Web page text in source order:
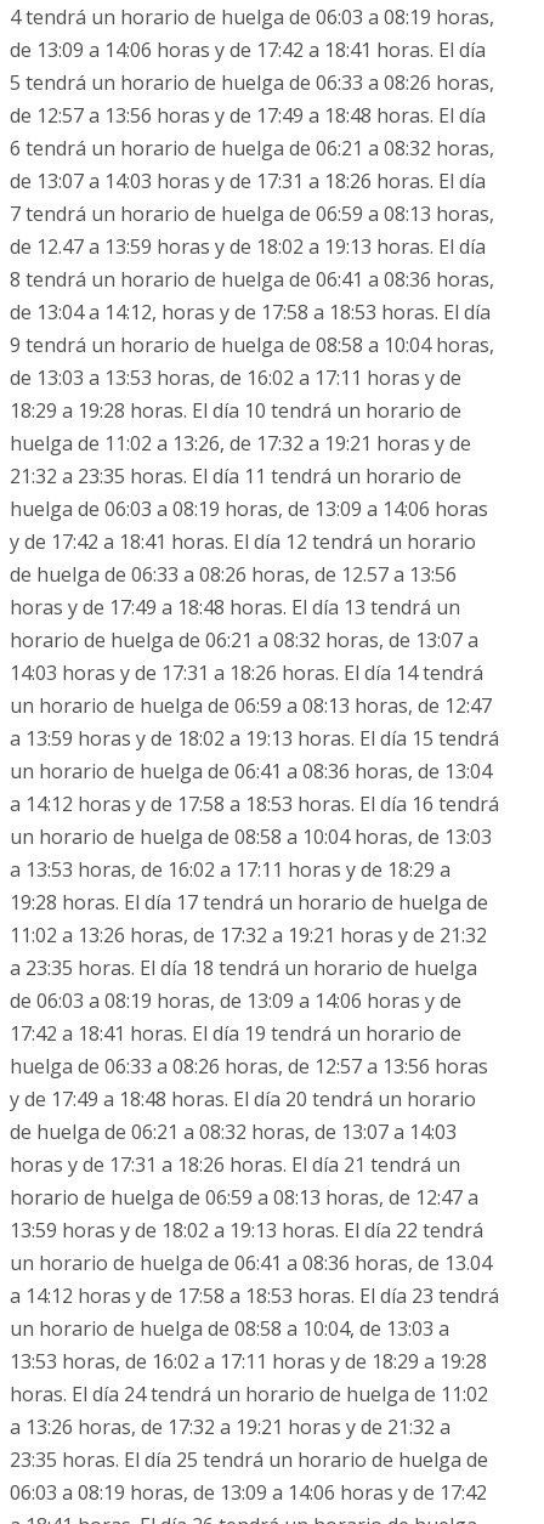
4 tendrá un horario de huelga de 06:03 a 08:19 horas,
de 13:09 a 14:06 horas y de 17:42 a 18:41 horas. El día
5 tendrá un horario de huelga de 06:33 a 08:26 horas,
de 12:57 a 13:56 horas y de 17:49 a 18:48 horas. El día
6 tendrá un horario de huelga de 06:21 a 08:32 horas,
de 13:07 a 14:03 horas y de 17:31 a 18:26 horas. El día
7 tendrá un horario de huelga de 06:59 a 08:13 horas,
de 12.47 a 13:59 horas y de 18:02 a 19:13 horas. El día
8 tendrá un horario de huelga de 06:41 a 08:36 horas,
de 13:04 a 14:12, horas y de 17:58 a 18:53 horas. El día
9 tendrá un horario de huelga de 08:58 a 10:04 horas,
de 13:03 a 13:53 horas, de 16:02 a 17:11 horas y de
18:29 a 19:28 horas. El día 10 tendrá un horario de
huelga de 11:02 a 13:26, de 17:32 a 19:21 horas y de
21:32 a 23:35 horas. El día 11 tendrá un horario de
huelga de 06:03 a 08:19 horas, de 13:09 a 14:06 horas
y de 17:42 a 18:41 horas. El día 12 tendrá un horario
de huelga de 06:33 a 08:26 horas, de 12.57 a 13:56
horas y de 17:49 a 18:48 horas. El día 13 tendrá un
horario de huelga de 06:21 a 08:32 horas, de 13:07 a
14:03 horas y de 17:31 a 18:26 horas. El día 14 tendrá
un horario de huelga de 06:59 a 08:13 horas, de 12:47
a 13:59 horas y de 18:02 a 19:13 horas. El día 15 tendrá
un horario de huelga de 06:41 a 08:36 horas, de 13:04
a 14:12 horas y de 17:58 a 18:53 horas. El día 16 tendrá
un horario de huelga de 08:58 a 10:04 horas, de 13:03
a 13:53 horas, de 16:02 a 17:11 horas y de 18:29 a
19:28 horas. El día 17 tendrá un horario de huelga de
11:02 a 13:26 horas, de 17:32 a 19:21 horas y de 21:32
a 23:35 horas. El día 18 tendrá un horario de huelga
de 06:03 a 08:19 horas, de 13:09 a 14:06 horas y de
17:42 a 18:41 horas. El día 19 tendrá un horario de
huelga de 06:33 a 08:26 horas, de 12:57 a 13:56 horas
y de 17:49 a 18:48 horas. El día 20 tendrá un horario
de huelga de 06:21 a 08:32 horas, de 13:07 a 14:03
horas y de 17:31 a 18:26 horas. El día 21 tendrá un
horario de huelga de 06:59 a 08:13 horas, de 12:47 a
13:59 horas y de 18:02 a 19:13 horas. El día 22 tendrá
un horario de huelga de 06:41 a 08:36 horas, de 13.04
a 14:12 horas y de 17:58 a 18:53 horas. El día 23 tendrá
un horario de huelga de 08:58 a 10:04, de 13:03 a
13:53 horas, de 16:02 a 17:11 horas y de 18:29 a 19:28
horas. El día 24 tendrá un horario de huelga de 11:02
a 13:26 horas, de 17:32 a 19:21 horas y de 21:32 a
23:35 horas. El día 25 tendrá un horario de huelga de
06:03 a 08:19 horas, de 13:09 a 14:06 horas y de 17:42